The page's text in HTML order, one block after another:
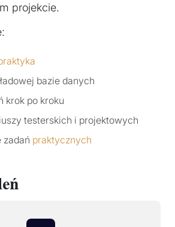
projekcie.
bazie danych
krok po kroku
testerskich i projektowych
zadań praktycznych